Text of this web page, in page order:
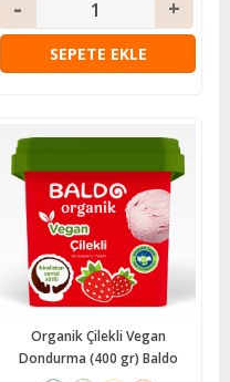
SEPETE EKLE
Organik Çilekli Vegan
Dondurma (400 gr) Baldo